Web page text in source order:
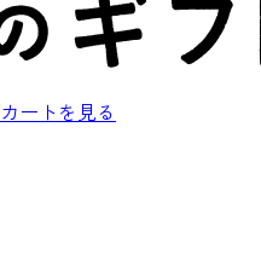
カートを見る